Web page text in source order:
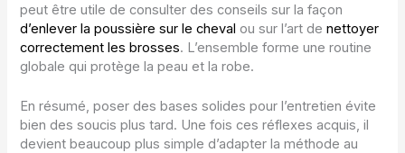
peut être utile de consulter des conseils sur la façon
d’enlever la poussière sur le cheval ou sur l’art denettoyer
correctement les brosses. L’ensemble forme une routine
globale qui protège la peau et la robe.
En résumé, poser des bases solides pour l’entretien évite
bien des soucis plus tard. Une fois ces réflexes acquis, il
devient beaucoup plus simple d’adapter la méthode au